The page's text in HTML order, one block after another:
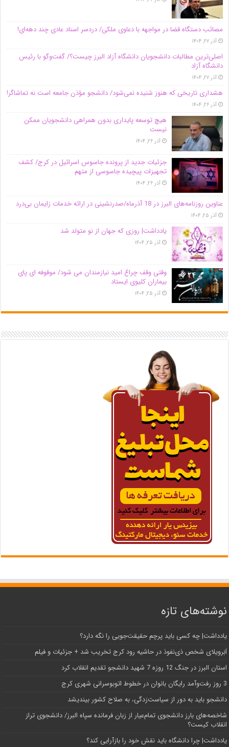
مصائب دستگاه قضا در مواجهه با دعاوی ملکی/ دردسر اسناد عادی چند‌ دهه‌ای!
آذر ۲۷, ۱۴۰۴
اصلی‌ترین مطالبات دانشجویان دانشگاه آزاد البرز چیست؟/ گفت‌وگو با رئیس
دانشگاه آز‌اد
آذر ۲۷, ۱۴۰۴
هشداری تاریخی که هنوز شنیده نمی‌شود/ دانشجو مؤذن جامعه است نه تماشاگر!
آذر ۲۶, ۱۴۰۴
هیچ توسعه پایداری بدون همراهی دانشجویان ممکن
نیست
آذر ۲۶, ۱۴۰۴
جزئیات جدید از پرونده جاسوس اسرائیل در کرج/‌ کشف
تجهیزات پیچیده جاسوسی از متهم
آذر ۲۶, ۱۴۰۴
عناوین روزنامه‌های البرز در ‌18 آذرماه/صدرنشینی در ارائه خدمات زایمان بی‌درد
آذر ۲۵, ۱۴۰۴
یادداشت| روزی که جهان از نو متولد شد
آذر ۲۵, ۱۴۰۴
وقتی وقف چراغ امید نیازمندان می شود/ موقوفه ای پای
بیماران کلیوی ایستاد
آذر ۲۵, ۱۴۰۴
نوشته‌های تازه
یادداشت| ‌چه کسی باید پرچم حقیقت‌جویی را نگه دارد؟
اَبَر‌ویلای شخص ذی‌نفوذ در حاشیه‌ رود کرج تخریب شد + جزئیات و فیلم
استان البرز در جنگ 12 روزه 7 شهید دانشجو تقدیم انقلاب کرد
3 روز رفت‌وآمد رایگان بانوان در خطوط اتوبوسرانی شهری کرج
دانشجو باید به دور از سیاست‌زدگی، به صلاح کشور بیندیشد
شاخصه‌های بارز دانشجوی تمام‌عیار از زبان فرمانده سپاه البرز/ دانشجوی تراز
انقلاب کیست؟
یادداشت| چرا دانشگاه باید نقش خود را بازآرایی کند؟